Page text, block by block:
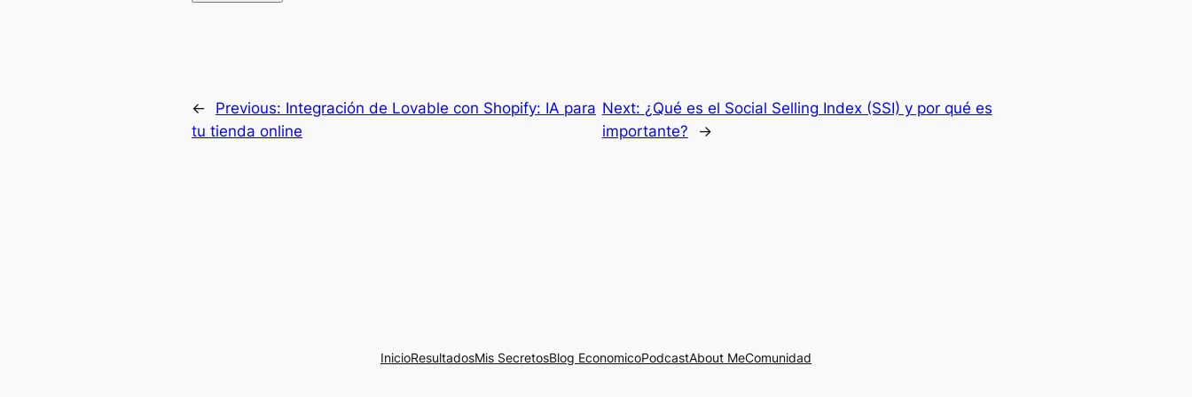
← Previous: Integración de Lovable con Shopify: IA para
tu tienda online
Next: ¿Qué es el Social Selling Index (SSI) y por qué es
importante?
→
InicioResultadosMis SecretosBlog EconomicoPodcastAbout MeComunidad